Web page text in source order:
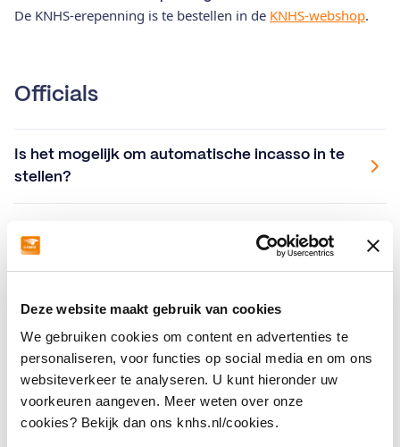
Deze website maakt gebruik van cookies
We gebruiken cookies om content en advertenties te
personaliseren, voor functies op social media en om ons
websiteverkeer te analyseren. U kunt hieronder uw
voorkeuren aangeven. Meer weten over onze
cookies? Bekijk dan ons knhs.nl/cookies.
De KNHS-erepenning is te bestellen in de KNHS-webshop.
Officials
Is het mogelijk om automatische incasso in te
stellen?
startpas, inschrijvingen en deelname aan
wedstrijden.
Hoe wijzig ik een bestuursfunctie in Mijn KNHS?
Ik verricht zowel bij de KNHS als bij andere